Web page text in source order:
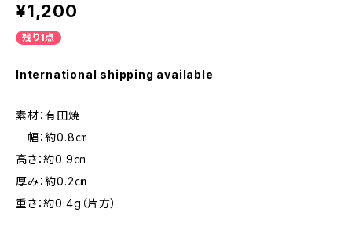
¥1,200
残り1点
International shipping available
素材：有田焼
幅：約0.8㎝
高さ：約0.9㎝
厚み：約0.2㎝
重さ：約0.4g（片方）